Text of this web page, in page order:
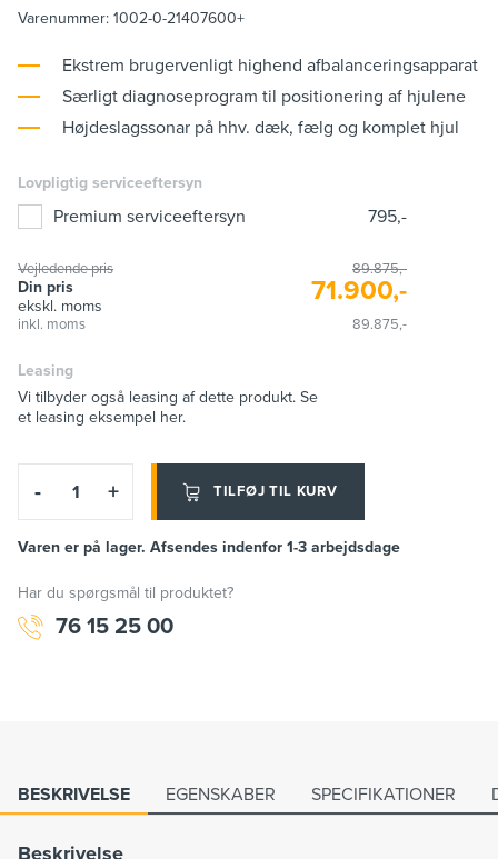
Varenummer: 1002-0-21407600+
Ekstrem brugervenligt highend afbalanceringsapparat
Særligt diagnoseprogram til positionering af hjulene
Højdeslagssonar på hhv. dæk, fælg og komplet hjul
Lovpligtig serviceeftersyn
Premium serviceeftersyn 795,-
Vejledende pris 89.875,-
Din pris
ekskl. moms
71.900,-
inkl. moms 89.875,-
Leasing
Vi tilbyder også leasing af dette produkt. Se
et leasing eksempel her.
- + TILFØJ TIL KURV
Varen er på lager. Afsendes indenfor 1-3 arbejdsdage
Har du spørgsmål til produktet?
76 15 25 00
BESKRIVELSE EGENSKABER SPECIFIKATIONER
Beskrivelse